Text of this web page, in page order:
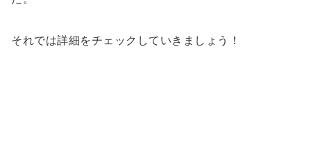
それでは詳細をチェックしていきましょう！